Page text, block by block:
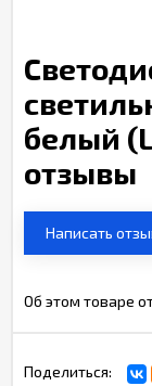
белый
отзывы
Написать
Об этом товаре
Поделиться: